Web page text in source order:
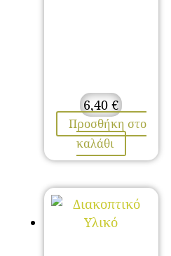
6,40€
Προσθήκη στο
καλάθι